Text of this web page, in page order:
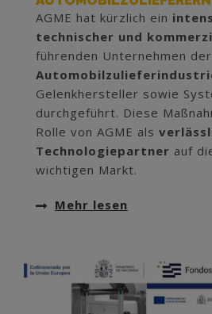
AGME hat kürzlich ein
technischer und
führenden Unternehmen
Gelenkhersteller sowie
durchgeführt. Diese
Rolle von AGME als
Technologiepartner auf
wichtigen Markt.
Mehr lesen